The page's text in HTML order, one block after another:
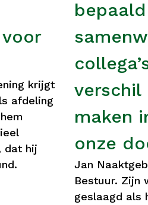
krijgt
afdeling
dat hij
verschil
maken
onze
Jan
Bestuur. Zijn
geslaagd als